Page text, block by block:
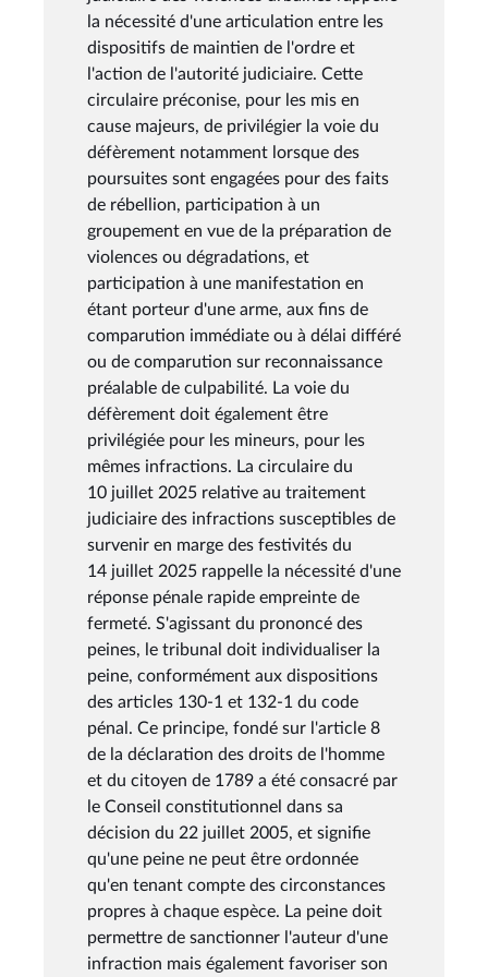
la nécessité d'une articulation entre les
dispositifs de maintien de l'ordre et
l'action de l'autorité judiciaire. Cette
circulaire préconise, pour les mis en
cause majeurs, de privilégier la voie du
défèrement notamment lorsque des
poursuites sont engagées pour des faits
de rébellion, participation à un
groupement en vue de la préparation de
violences ou dégradations, et
participation à une manifestation en
étant porteur d'une arme, aux fins de
comparution immédiate ou à délai différé
ou de comparution sur reconnaissance
préalable de culpabilité. La voie du
défèrement doit également être
privilégiée pour les mineurs, pour les
mêmes infractions. La circulaire du
10 juillet 2025 relative au traitement
judiciaire des infractions susceptibles de
survenir en marge des festivités du
14 juillet 2025 rappelle la nécessité d'une
réponse pénale rapide empreinte de
fermeté. S'agissant du prononcé des
peines, le tribunal doit individualiser la
peine, conformément aux dispositions
des articles 130-1 et 132-1 du code
pénal. Ce principe, fondé sur l'article 8
de la déclaration des droits de l'homme
et du citoyen de 1789 a été consacré par
le Conseil constitutionnel dans sa
décision du 22 juillet 2005, et signifie
qu'une peine ne peut être ordonnée
qu'en tenant compte des circonstances
propres à chaque espèce. La peine doit
permettre de sanctionner l'auteur d'une
infraction mais également favoriser son